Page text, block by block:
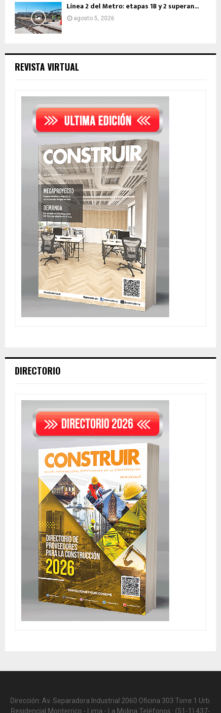
Línea 2 del Metro: etapas 1B y 2 superan...
agosto 5, 2026
REVISTA VIRTUAL
DIRECTORIO
Dirección: Av. Separadora Industrial 2060 Oficina 303 Torre 1 Urb.
Residencial Monterrico - Lima - La Molina Teléfonos.: (51-1) 437-